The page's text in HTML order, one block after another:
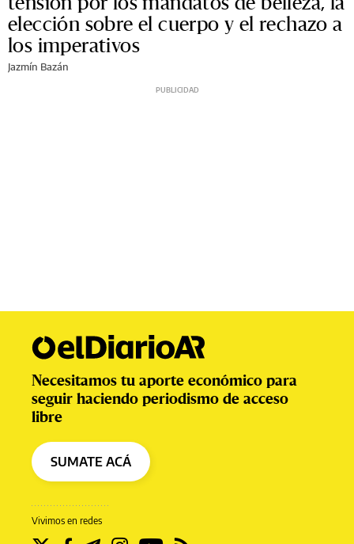
elección sobre el cuerpo y el rechazo a
los imperativos
Jazmín Bazán
Vivimos en redes
Necesitamos tu aporte económico para
seguir haciendo periodismo de acceso
libre
SUMATE ACÁ